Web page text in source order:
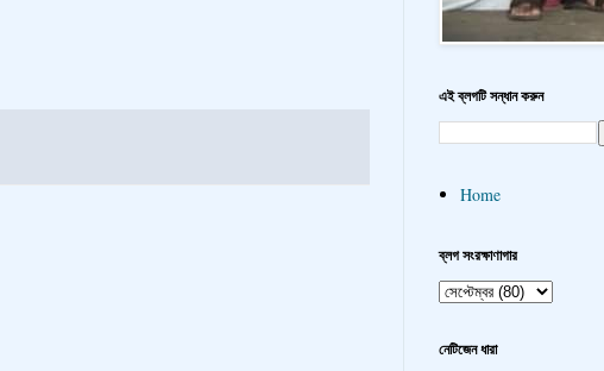
এই ব্লগটি সন্ধান করুন
Home
ব্লগ সংরক্ষাণাগার
নেটিজেন ধারা